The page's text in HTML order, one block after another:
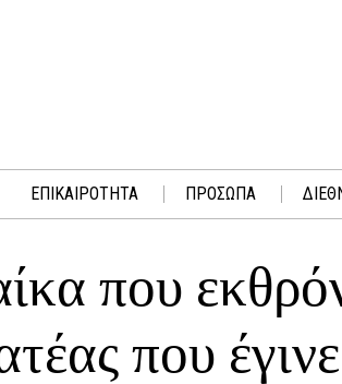
ΕΠΙΚΑΙΡΟΤΗΤΑ ΠΡΟΣΩΠΑ
που
που